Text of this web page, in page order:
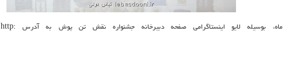
علاقه مندان می توانند ساعت ۲۱ روز دوشنبه، ۶ اردیبهشت ماه، بوسیله لایو اینستاگرامی صفحه دبیرخانه جشنواره نقش تن پوش به آدرس http: